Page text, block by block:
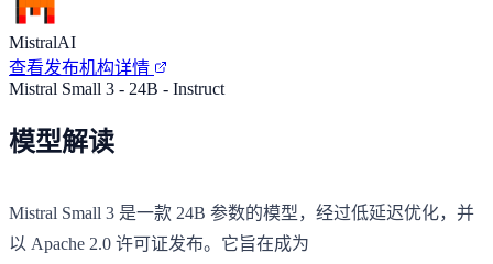
MistralAI
查看发布机构详情
Mistral Small 3 - 24B - Instruct
模型解读
Mistral Small 3 是一款 24B 参数的模型，经过低延迟优化，并
以 Apache 2.0 许可证发布。它旨在成为